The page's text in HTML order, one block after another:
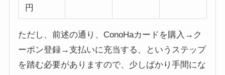
円
ただし、前述の通り、ConoHaカードを購入→ク
ーポン登録→支払いに充当する、というステップ
を踏む必要がありますので、少しばかり手間にな